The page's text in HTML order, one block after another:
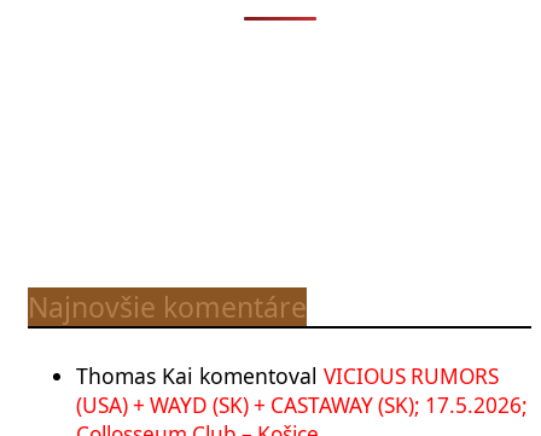
Najnovšie komentáre
Thomas Kai komentoval VICIOUS RUMORS
(USA) + WAYD (SK) + CASTAWAY (SK); 17.5.2026;